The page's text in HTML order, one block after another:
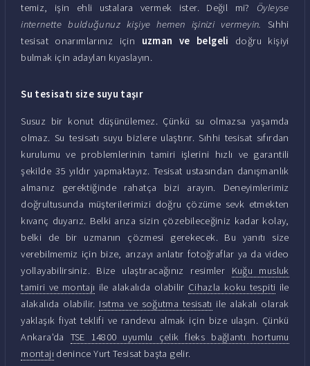
temiz, işin ehli ustalara vermek ister. Değil mi? Öyleyse
internette bulduğunuz kişiye hemen işinizi vermeyin. Sıhhi
tesisat onarımlarınız için uzman ve belgeli doğru kişiyi
bulmak için adayları kıyaslayın.
Su tesisatı size suyu taşır
Susuz bir konut düşünülemez. Çünkü su olmazsa yaşamda
olmaz. Su tesisatı suyu bizlere ulaştırır. Sıhhi tesisat sıfırdan
kurulumu ve problemlerinin tamiri işlerini hızlı ve garantili
şekilde 35 yıldır yapmaktayız. Tesisat ustasından danışmanlık
almanız gerektiğinde rahatça bizi arayın. Deneyimlerimiz
doğrultusunda müşterilerimizi doğru çözüme sevk etmekten
kıvanç duyarız. Belki arıza sizin çözebileceğiniz kadar kolay,
belki de bir uzmanın çözmesi gerekecek. Bu yanıtı size
verebilmemiz için bize, arızayı anlatır fotoğraflar ya da video
yollayabilirsiniz. Bize ulaştıracağınız resimler Kuğu musluk
tamiri ve montajı ile alakalıda olabilir Cihazla koku tespiti ile
alakalıda olabilir. Isıtma ve soğutma tesisatı ile alakalı olarak
yaklaşık fiyat teklifi ve randevu almak için bize ulaşın. Çünkü
Ankara'da TSE 14800 uyumlu çelik fleks bağlantı hortumu
montajı denince Yurt Tesisat başta gelir.